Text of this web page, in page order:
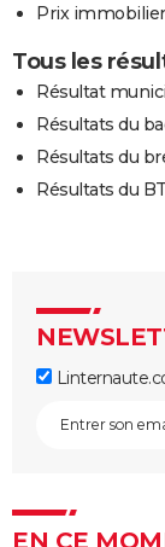
Prix
Tous les
Résultat
Résultats du
Résultats du
Résultats du
EN CE